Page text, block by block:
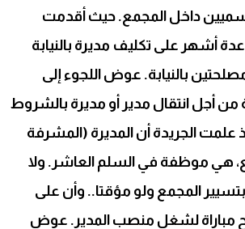
داخل المجمع. حيث أقدمت
عدة أشهر على تكليف مديرة بالنيابة
بالنيابة. عوض اللجوء إلى
من أجل انتقال مدير أو مديرة بالشروط
إذ علمت الجريدة أن المديرة (المشرفة
هي موظفة في السلم العاشر. ولا
المجمع ولو مؤقتا.. وأن على
مباراة لشغل منصب المدير. عوض